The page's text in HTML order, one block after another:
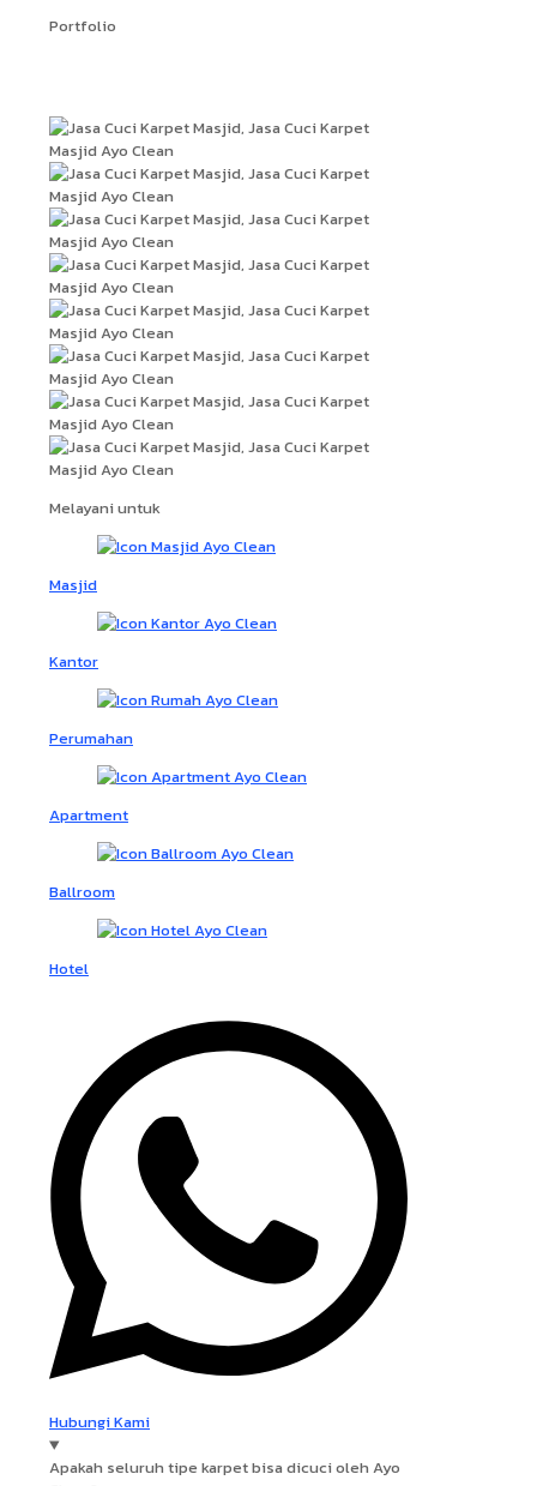
Portfolio
Melayani untuk
Masjid
Kantor
Perumahan
Apartment
Ballroom
Hotel
Hubungi Kami
Apakah seluruh tipe karpet bisa dicuci oleh Ayo